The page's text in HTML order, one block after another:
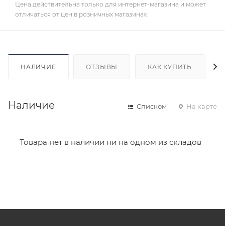
Цена действительна только для интернет-магазина и может
отличаться от цен в розничных магазинах
НАЛИЧИЕ ОТЗЫВЫ КАК КУПИТЬ
Наличие Списком На карте
Товара нет в наличии ни на одном из складов